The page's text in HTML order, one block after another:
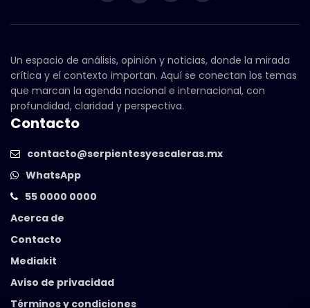
Un espacio de análisis, opinión y noticias, donde la mirada
crítica y el contexto importan. Aquí se conectan los temas
que marcan la agenda nacional e internacional, con
profundidad, claridad y perspectiva.
Contacto
contacto@serpientesyescaleras.mx
WhatsApp
55 0000 0000
Acerca de
Contacto
Mediakit
Aviso de privacidad
Términos y condiciones